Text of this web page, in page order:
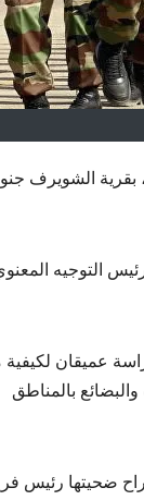
للوحدات الخاصة، بقرية الشويرف
التوجيه
مع تخطيط ودراسة عميقان
بالمناطق
راح ضحيتها رئيس